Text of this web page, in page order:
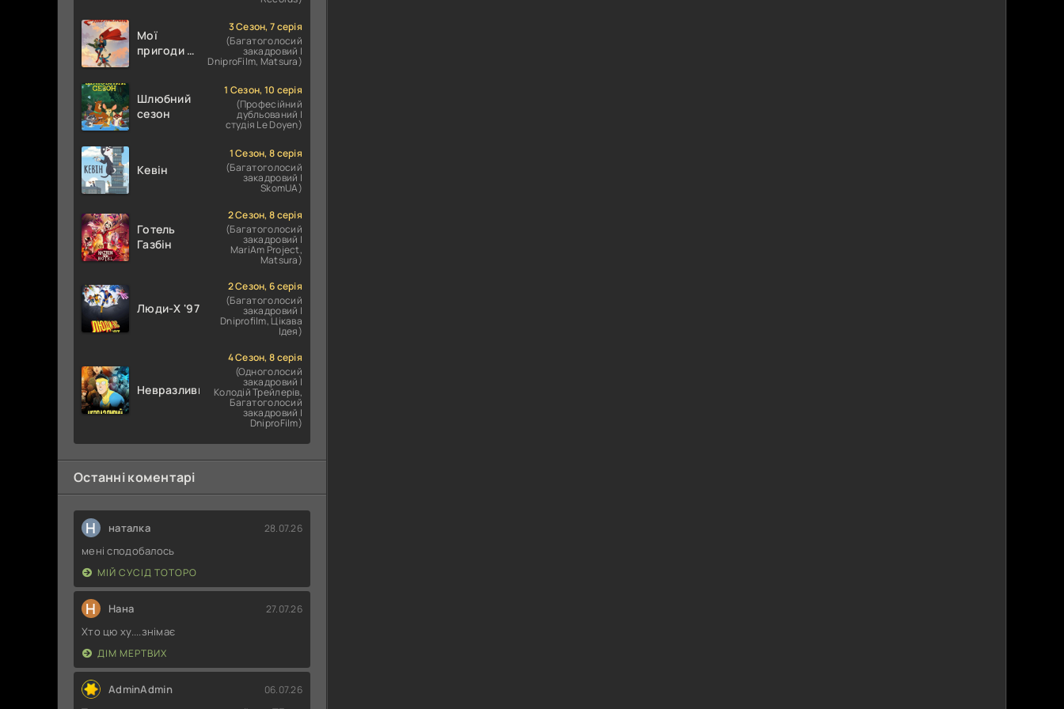
Мої
пригоди з
Суперменом
3 Сезон, 7 серія
(Багатоголосий
закадровий |
DniproFilm, Matsura)
Шлюбний
сезон
1 Сезон, 10 серія
(Професійний
дубльований |
студія Le Doyen)
Кевін
1 Сезон, 8 серія
(Багатоголосий
закадровий |
SkomUA)
Готель
Газбін
2 Сезон, 8 серія
(Багатоголосий
закадровий |
MariAm Project,
Matsura)
Люди-X '97
2 Сезон, 6 серія
(Багатоголосий
закадровий |
Dniprofilm, Цікава
Ідея)
Невразливий
4 Сезон, 8 серія
(Одноголосий
закадровий |
Колодій Трейлерів,
Багатоголосий
закадровий |
DniproFilm)
Останні коментарі
Н наталка 28.07.26
мені сподобалось
МІЙ СУСІД ТОТОРО
Н Нана 27.07.26
Хто цю ху....знімає
ДІМ МЕРТВИХ
AdminAdmin 06.07.26